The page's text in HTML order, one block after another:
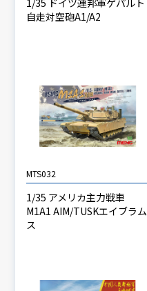
1/35 ドイツ連邦軍ゲパルト
自走対空砲A1/A2
MTS032
1/35 アメリカ主力戦車
M1A1 AIM/TUSKエイブラム
ス